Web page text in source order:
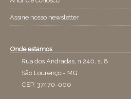
Assine nosso newsletter
Onde estamos
Rua dos Andradas, n.240, sl.8
São Lourenço - MG
CEP: 37470-000